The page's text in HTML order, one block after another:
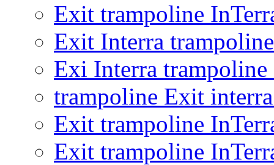
Exit trampoline
Exit Interra
Exi Interra
trampoline Exit
Exit trampoline
Exit trampoline